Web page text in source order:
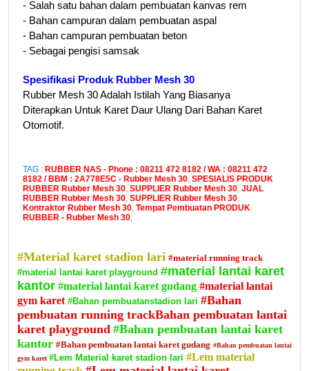
- Salah satu bahan dalam pembuatan kanvas rem
- Bahan campuran dalam pembuatan aspal
- Bahan campuran pembuatan beton
- Sebagai pengisi samsak
Spesifikasi Produk Rubber Mesh 30
Rubber Mesh 30 Adalah Istilah Yang Biasanya
Diterapkan Untuk Karet Daur Ulang Dari Bahan Karet
Otomotif.
TAG : RUBBER NAS - Phone : 08211 472 8182 / WA : 08211 472
8182 / BBM : 2A778E5C - Rubber Mesh 30, SPESIALIS PRODUK
RUBBER Rubber Mesh 30, SUPPLIER Rubber Mesh 30, JUAL
RUBBER Rubber Mesh 30, SUPPLIER Rubber Mesh 30,
Kontraktor Rubber Mesh 30, Tempat Pembuatan PRODUK
RUBBER - Rubber Mesh 30,
#Material karet stadion lari #material running track
#material lantai karet playground #material lantai karet
kantor #material lantai karet gudang #material lantai
gym karet #Bahan pembuatanstadion lari #Bahan
pembuatan running trackBahan pembuatan lantai
karet playground #Bahan pembuatan lantai karet
kantor #Bahan pembuatan lantai karet gudang #Bahan pembuatan lantai
gym karet#Lem Material karet stadion lari #Lem material